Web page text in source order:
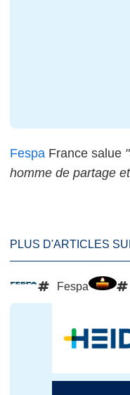
Fespa France salue
homme de partage
PLUS D'ARTICLES
Fespa